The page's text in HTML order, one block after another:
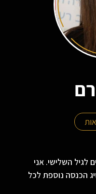
לגיל השלישי. אני
הכנסה נוספת לכל